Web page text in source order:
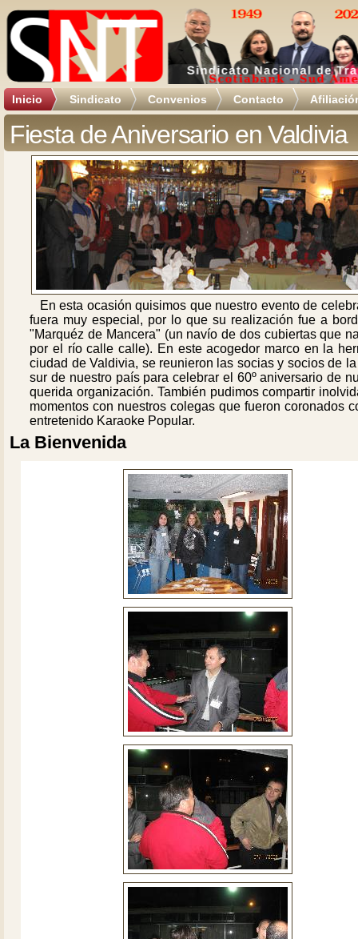
Inicio Sindicato Convenios Contacto
Fiesta de Aniversario en Valdivia
En esta ocasión quisimos que nuestro evento de
fuera muy especial, por lo que su realización fue a
"Marquéz de Mancera" (un navío de dos cubiertas que
por el río calle calle). En este acogedor marco en la
ciudad de Valdivia, se reunieron las socias y socios de
sur de nuestro país para celebrar el 60º aniversario de
querida organización. También pudimos compartir
momentos con nuestros colegas que fueron coronados
entretenido Karaoke Popular.
La Bienvenida